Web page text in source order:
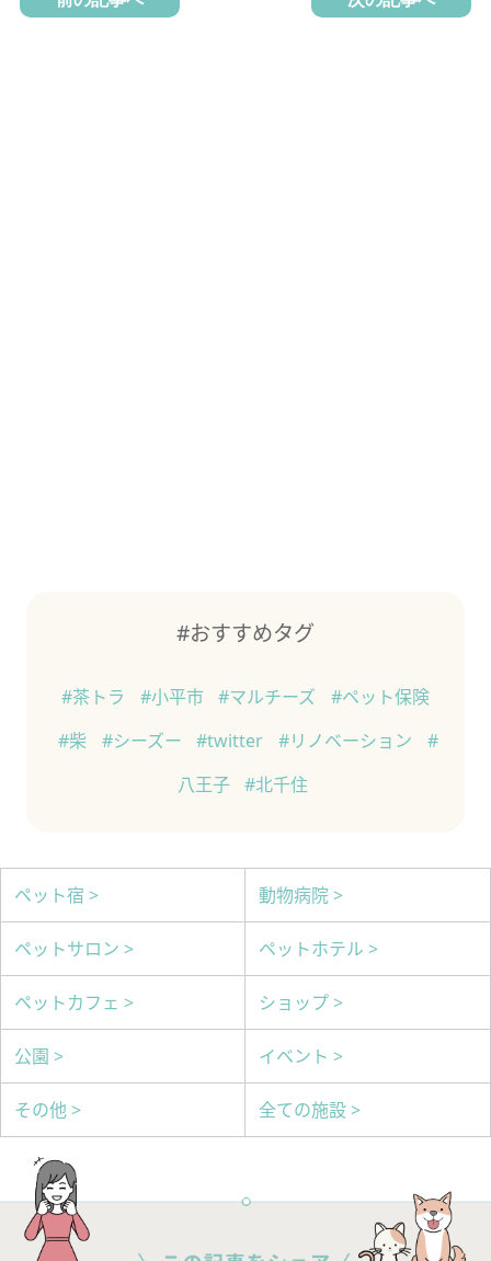
#おすすめタグ
#茶トラ #小平市 #マルチーズ
#ペット保険
#柴
#シーズー #twitter #リノベーション
#
八王子
#北千住
ペット宿 > 動物病院 >
ペットサロン > ペットホテル >
ペットカフェ > ショップ >
公園 > イベント >
その他 > 全ての施設 >